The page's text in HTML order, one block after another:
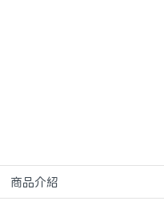
商品介紹